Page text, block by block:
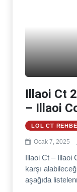
Illaoi Ct
– Illaoi
LOL CT
Ocak 7, 2025
Illaoi Ct – Illaoi
karşı
aşağıda